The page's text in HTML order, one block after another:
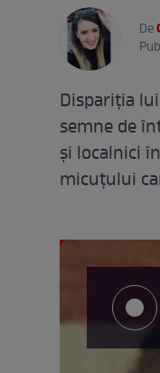
De
Dispariția
semne de
și localnici
micuțului